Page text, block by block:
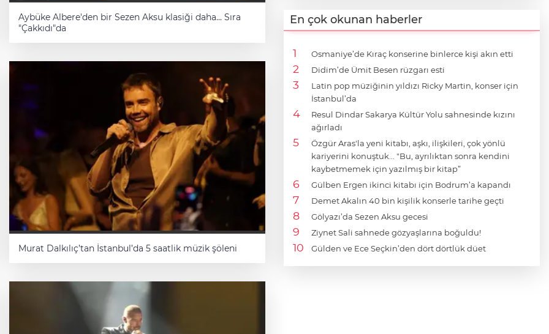
Aybüke Albere'den bir Sezen Aksu klasiği daha... Sıra
"Çakkıdı"da
Murat Dalkılıç’tan İstanbul’da 5 saatlik müzik şöleni
En çok okunan haberler
Osmaniye’de Kıraç konserine binlerce kişi akın etti
Didim’de Ümit Besen rüzgarı esti
Latin pop müziğinin yıldızı Ricky Martin, konser için
İstanbul’da
Resul Dindar Sakarya Kültür Yolu sahnesinde kızını
ağırladı
Özgür Aras'la yeni kitabı, aşkı, ilişkileri, çok yönlü
kariyerini konuştuk... "Bu, ayrılıktan sonra kendini
kaybetmemek için yazılmış bir kitap”
Gülben Ergen ikinci kitabı için Bodrum’a kapandı
Demet Akalın 40 bin kişilik konserle tarihe geçti
Gölyazı’da Sezen Aksu gecesi
Ziynet Sali sahnede gözyaşlarına boğuldu!
Gülden ve Ece Seçkin’den dört dörtlük düet